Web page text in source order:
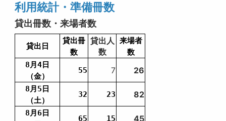
利用統計・準備冊数
貸出冊数・来場者数
貸出日
貸出冊
数
貸出人
数
来場者
数
8月4日
（金）
55 7 26
8月5日
（土）
32 23 82
8月6日
65 15 45